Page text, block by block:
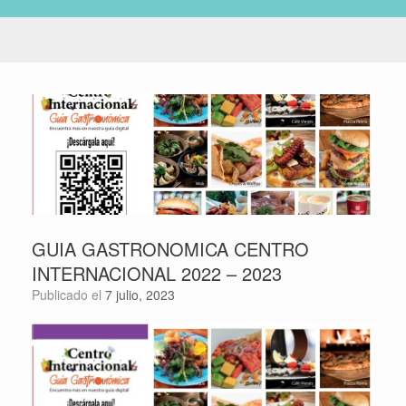
GUIA GASTRONOMICA CENTRO
INTERNACIONAL 2022 – 2023
Publicado el 7 julio, 2023